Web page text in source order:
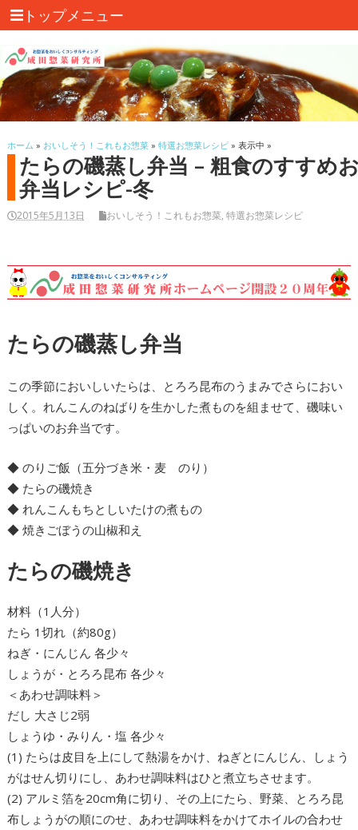
トップメニュー
ホーム » おいしそう！これもお惣菜» 特選お惣菜レシピ» 表示中 »
たらの磯蒸し弁当 – 粗食のすすめ
弁当レシピ-冬
2015年5月13日 おいしそう！これもお惣菜, 特選お惣菜レシピ
たらの磯蒸し弁当
この季節においしいたらは、とろろ昆布のうまみでさらにおい
しく。れんこんのねばりを生かした煮ものを組ませて、磯味い
っぱいのお弁当です。
◆ のりご飯（五分づき米・麦 のり）
◆ たらの磯焼き
◆ れんこんもちとしいたけの煮もの
◆ 焼きごぼうの山椒和え
たらの磯焼き
材料（1人分）
たら 1切れ（約80g）
ねぎ・にんじん 各少々
しょうが・とろろ昆布 各少々
＜あわせ調味料＞
だし 大さじ2弱
しょうゆ・みりん・塩 各少々
(1) たらは皮目を上にして熱湯をかけ、ねぎとにんじん、しょう
がはせん切りにし、あわせ調味料はひと煮立ちさせます。
(2) アルミ箔を20cm角に切り、その上にたら、野菜、とろろ昆
布しょうがの順にのせ、あわせ調味料をかけてホイルの合わせ